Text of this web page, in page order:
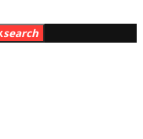
search